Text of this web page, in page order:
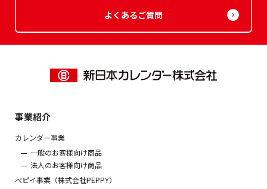
よくあるご質問
事業紹介
カレンダー事業
一般のお客様向け商品
法人のお客様向け商品
ぺピイ事業（株式会社PEPPY）